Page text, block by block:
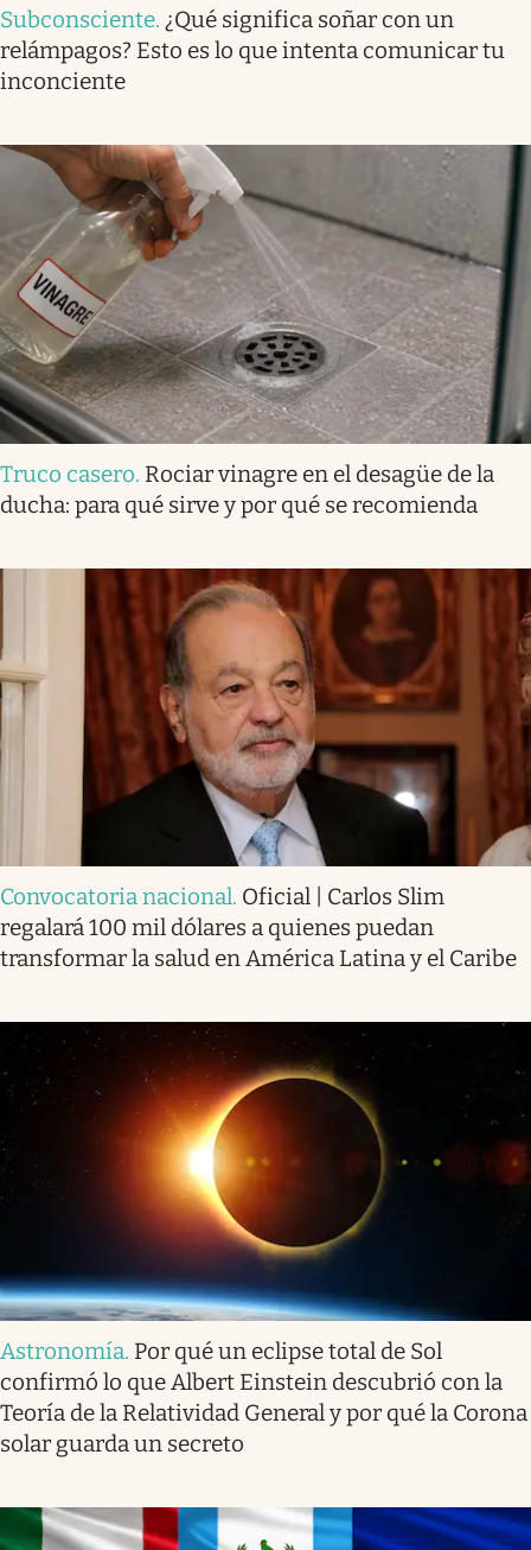
Subconsciente. ¿Qué significa soñar con un
relámpagos? Esto es lo que intenta comunicar tu
inconciente
Truco casero. Rociar vinagre en el desagüe de la
ducha: para qué sirve y por qué se recomienda
Convocatoria nacional. Oficial | Carlos Slim
regalará 100 mil dólares a quienes puedan
transformar la salud en América Latina y el Caribe
Astronomía. Por qué un eclipse total de Sol
confirmó lo que Albert Einstein descubrió con la
Teoría de la Relatividad General y por qué la Corona
solar guarda un secreto